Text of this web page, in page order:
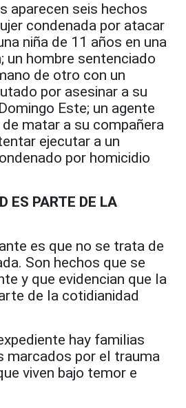
aparecen seis hechos
condenada por atacar
niña de 11 años en una
un hombre sentenciado
de otro con un
por asesinar a su
Este; un agente
matar a su compañera
ejecutar a un
por homicidio
ES PARTE DE LA
es que no se trata de
Son hechos que se
y que evidencian que la
de la cotidianidad
hay familias
marcados por el trauma
viven bajo temor e